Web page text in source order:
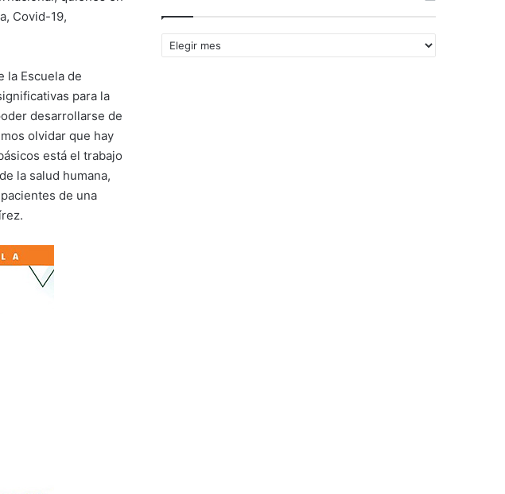
Covid-19,
la Escuela de
para la
desarrollarse de
olvidar que hay
está el trabajo
la salud humana,
de una
Archivos